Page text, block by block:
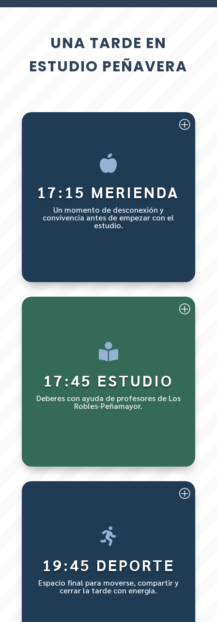
UNA TARDE EN
ESTUDIO PEÑAVERA

17:15 MERIENDA
Un momento de desconexión y
convivencia antes de empezar con el
estudio.

17:45 ESTUDIO
Deberes con ayuda de profesores de Los
Robles-Peñamayor.

19:45 DEPORTE
Espacio final para moverse, compartir y
cerrar la tarde con energía.